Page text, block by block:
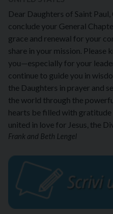
Dear Daughters of Saint
conclude your General
grace and renewal for your
share in your mission. Please
you—especially for your
continue to guide you in
the Daughters in prayer and
the world through the
hearts be filled with gratitude
united in love for Jesus, the
Frank and Beth Lengel